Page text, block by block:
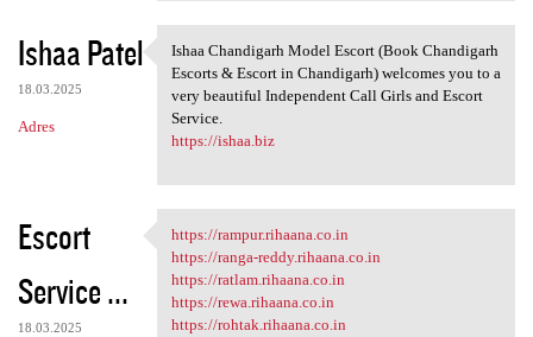
Ishaa Patel
18.03.2025
Adres
Ishaa Chandigarh Model Escort
Ishaa Chandigarh Model Escort (Book Chandigarh
Escorts & Escort in Chandigarh) welcomes you to a
very beautiful Independent Call Girls and Escort
Service.
https://ishaa.biz
Escort
Service ...
18.03.2025
https://rampur.rihaana.co.in
https://rampur.rihaana.co.in
https://ranga-reddy.rihaana.co.in
https://ratlam.rihaana.co.in
https://rewa.rihaana.co.in
https://rohtak.rihaana.co.in